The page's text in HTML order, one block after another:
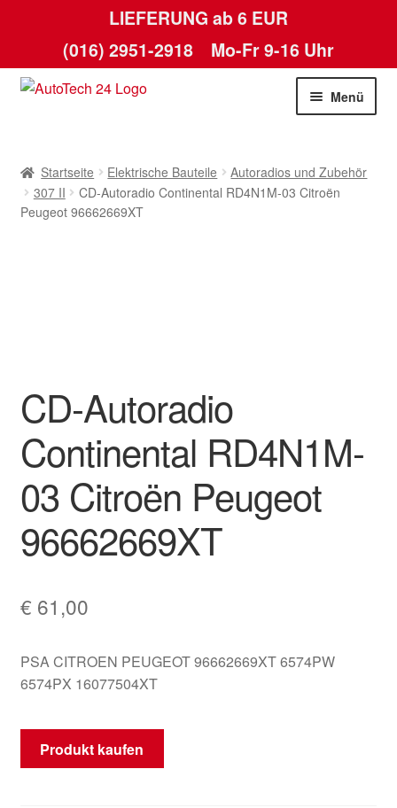
LIEFERUNG ab 6 EUR
(016) 2951-2918 Mo-Fr 9-16 Uhr
Zur
Zum
Menü
AGB
Mein Konto
Warenkorb
Startseite Elektrische Bauteile
Autoradios und Zubehör
307 II
CD-Autoradio Continental RD4N1M-03 Citroën
Peugeot 96662669XT
CD-Autoradio
Continental RD4N1M-
03 Citroën Peugeot
96662669XT
€ 61,00
PSA CITROEN PEUGEOT 96662669XT 6574PW
6574PX 16077504XT
Produkt kaufen